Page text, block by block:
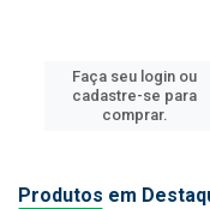
Faça seu login ou
cadastre-se para
comprar.
Produtos em